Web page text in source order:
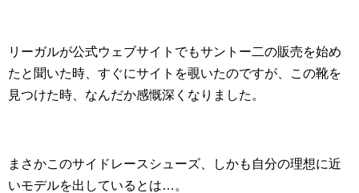
リーガルが公式ウェブサイトでもサントー二の販売を始め
たと聞いた時、すぐにサイトを覗いたのですが、この靴を
見つけた時、なんだか感慨深くなりました。
まさかこのサイドレースシューズ、しかも自分の理想に近
いモデルを出しているとは…。